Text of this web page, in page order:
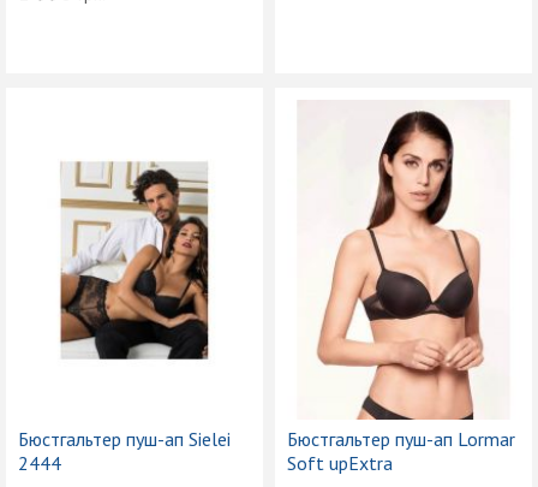
Бюстгальтер пуш-ап Sielei
2444
Бюстгальтер пуш-ап Lormar
Soft upExtra